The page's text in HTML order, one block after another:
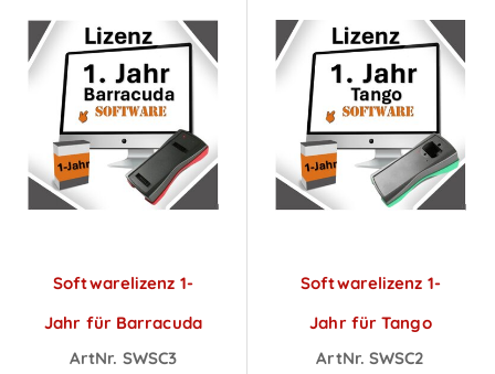
Softwarelizenz 1-
Jahr für Barracuda
ArtNr. SWSC3
Softwarelizenz 1-
Jahr für Tango
ArtNr. SWSC2